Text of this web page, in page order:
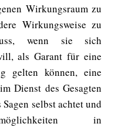
Wirkungsraum zu
Wirkungsweise zu
wenn sie sich
als Garant für eine
gelten können, eine
Dienst des Gesagten
selbst achtet und
in